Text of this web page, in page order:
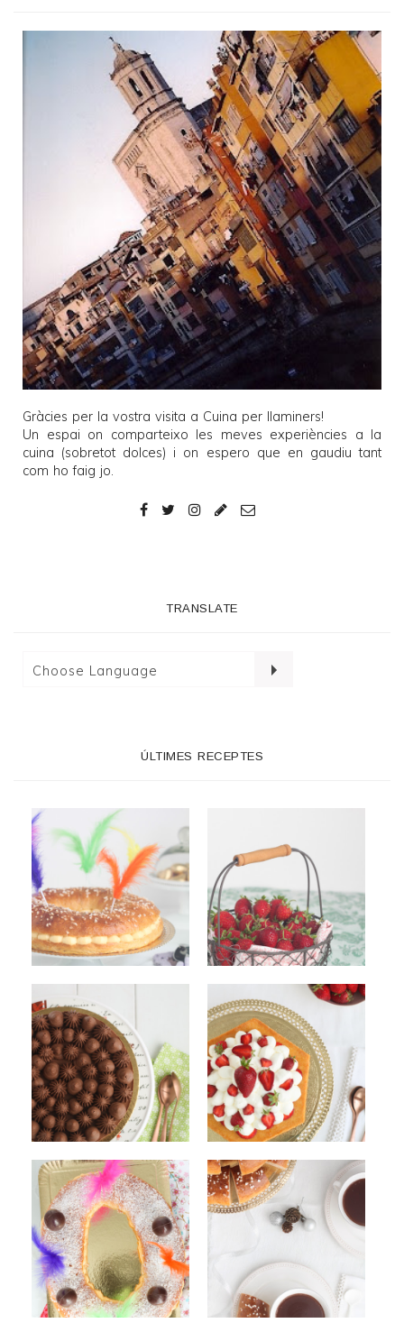
Gràcies per la vostra visita a Cuina per llaminers!
Un espai on comparteixo les meves experiències a la
cuina (sobretot dolces) i on espero que en gaudiu tant
com ho faig jo.
TRANSLATE
ÚLTIMES RECEPTES